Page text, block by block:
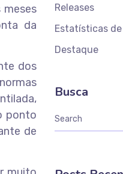
da
dos
ponto
de
Releases
Estatísticas
Destaque
Busca